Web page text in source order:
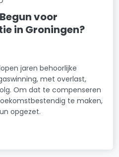
voor
in Groningen?
jaren behoorlijke
met overlast,
Om dat te compenseren
te maken,
opgezet.